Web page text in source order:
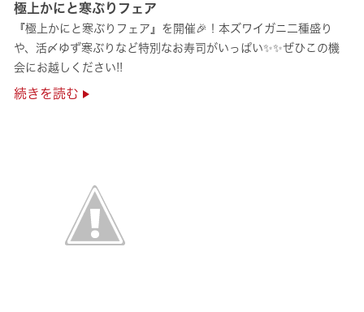
極上かにと寒ぶりフェア
『極上かにと寒ぶりフェア』を開催🎉！本ズワイガニ二種盛り
や、活〆ゆず寒ぶりなど特別なお寿司がいっぱい✨✨ぜひこの機
会にお越しください!!
続きを読む